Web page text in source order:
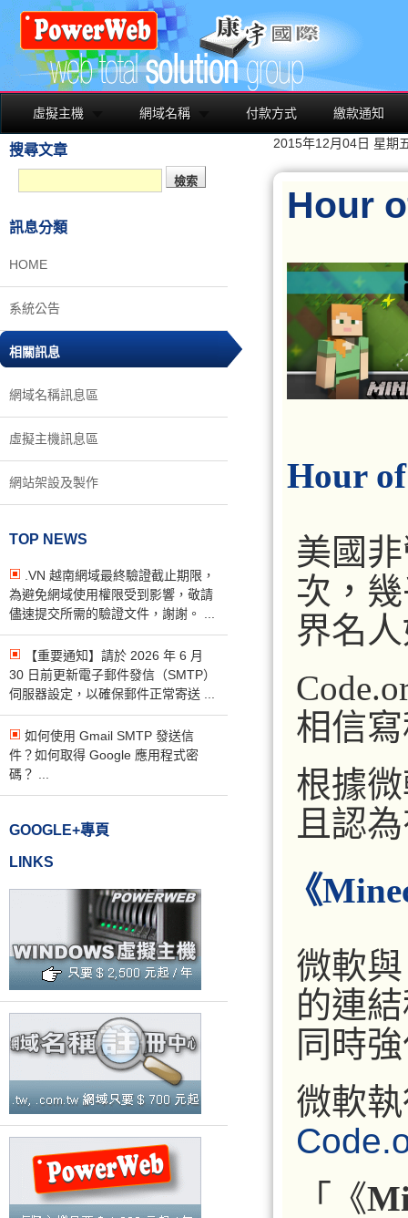
虛擬主機 網域名稱 付款方式 繳款通知
搜尋文章
訊息分類
HOME
系統公告
相關訊息
網域名稱訊息區
虛擬主機訊息區
網站架設及製作
TOP NEWS
.VN 越南網域最終驗證截止期限，
為避免網域使用權限受到影響，敬請
儘速提交所需的驗證文件，謝謝。 ...
【重要通知】請於 2026 年 6 月
30 日前更新電子郵件發信（SMTP）
伺服器設定，以確保郵件正常寄送 ...
如何使用 Gmail SMTP 發送信
件？如何取得 Google 應用程式密
碼？ ...
GOOGLE+專頁
LINKS
2015年12月04日 星期
Hour
Hour
美國
次，
界名
相信
根據
且認
《
微軟
的連
同時
微軟
「《